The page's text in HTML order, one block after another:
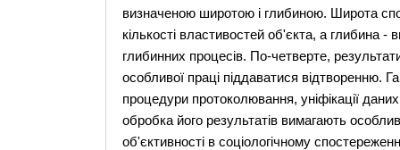
визначеною широтою і глибиною. Широта
кількості властивостей об'єкта, а глибина
глибинних процесів. По-четверте,
особливої праці піддаватися відтворенню.
процедури протоколювання, уніфікації
обробка його результатів вимагають
об'єктивності в соціологічному